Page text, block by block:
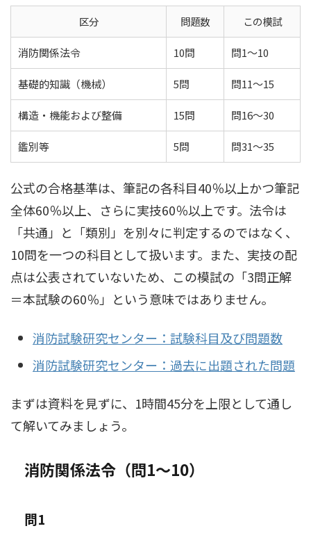
区分 問題数 この模試
消防関係法令 10問 問1〜10
基礎的知識（機械） 5問 問11〜15
構造・機能および整備 15問 問16〜30
鑑別等 5問 問31〜35
公式の合格基準は、筆記の各科目40％以上かつ筆記
全体60％以上、さらに実技60％以上です。法令は
「共通」と「類別」を別々に判定するのではなく、
10問を一つの科目として扱います。また、実技の配
点は公表されていないため、この模試の「3問正解
＝本試験の60％」という意味ではありません。
消防試験研究センター：試験科目及び問題数
消防試験研究センター：過去に出題された問題
まずは資料を見ずに、1時間45分を上限として通し
て解いてみましょう。
消防関係法令（問1〜10）
問1